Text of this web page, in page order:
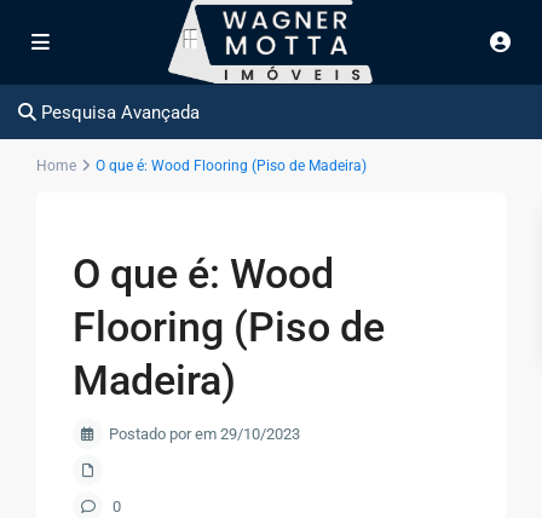
Pesquisa Avançada
Home O que é: Wood Flooring (Piso de Madeira)
O que é: Wood
Flooring (Piso de
Madeira)
Postado por em 29/10/2023
0